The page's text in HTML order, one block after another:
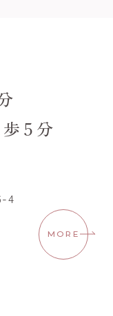
5分
4
MORE